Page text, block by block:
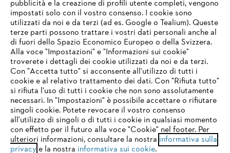
Assistenza
Protezione dati Nota legale Cookies
Informazioni legali
STIHL VERTRIEBS AG, 8617 Mönchaltorf
IHR BROWSER WIRD NICHT
UNTERSTÜTZT
Sie nutzen einen Browser, den wir noch nicht unterstützen. Für
eine optimale Nutzung unserer Seite empfehlen wir Ihnen, zu
einem der folgenden Browser zu wechseln:
firefox chrome
pubblicità e la creazione di profili utente completi, vengono
impostati solo con il vostro consenso. I cookie sono
utilizzati da noi e da terzi (ad es. Google o Tealium). Queste
terze parti possono trattare i vostri dati personali anche al
di fuori dello Spazio Economico Europeo o della Svizzera.
Alla voce "Impostazioni" e "Informazioni sui cookie"
troverete i dettagli dei cookie utilizzati da noi e da terzi.
Con "Accetta tutto" si acconsente all'utilizzo di tutti i
cookie e al relativo trattamento dei dati. Con "Rifiuta tutto"
si rifiuta l'uso di tutti i cookie che non sono assolutamente
necessari. In "Impostazioni" è possibile accettare o rifiutare
singoli cookie. Potete revocare il vostro consenso
all'utilizzo di singoli o di tutti i cookie in qualsiasi momento
con effetto per il futuro alla voce "Cookie" nel footer. Per
ulteriori informazioni, consultare la nostra informativa sulla
privacy e la nostra informativa sui cookie.